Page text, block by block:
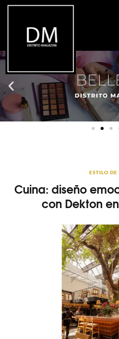
ESTILO
Cuina: diseño
con Dekton